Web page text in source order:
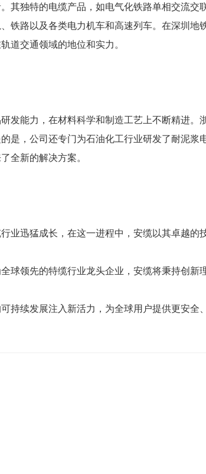
独特的电缆产品，如电气化铁路单相交流交
铁路以及各类电力机车和高速列车。在深圳地
道交通领域的地位和实力。
发能力，在材料科学和制造工艺上不断精进
是，公司还专门为石油化工行业研发了耐泥
全新的解决方案。
业迅猛成长，在这一进程中，安缆以其卓越
球领先的特缆行业龙头企业，安缆将秉持创新
续发展注入新活力，为全球用户提供更安全